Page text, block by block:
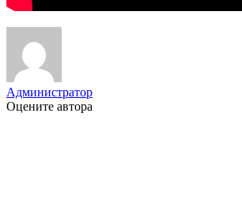
Администратор
Оцените автора